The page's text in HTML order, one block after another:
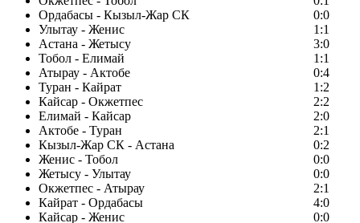
Ордабасы - Кызыл-Жар СК
0:0
Улытау - Женис
1:1
Астана - Жетысу
3:0
Тобол - Елимай
1:1
Атырау - Актобе
0:4
Туран - Кайрат
1:2
Кайсар - Окжетпес
2:2
Елимай - Кайсар
2:0
Актобе - Туран
2:1
Кызыл-Жар СК - Астана
0:2
Женис - Тобол
0:0
Жетысу - Улытау
0:0
Окжетпес - Атырау
2:1
Кайрат - Ордабасы
4:0
Кайсар - Женис
0:0